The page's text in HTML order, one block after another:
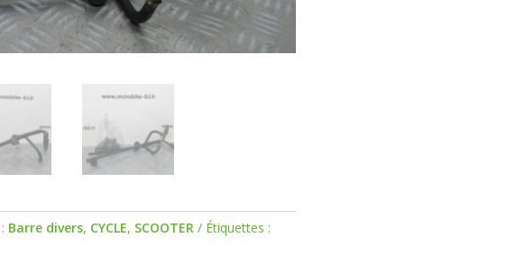
Barre divers, CYCLE, SCOOTER
Étiquettes :